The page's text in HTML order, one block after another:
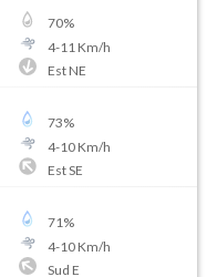
70%
4-11 Km/h
Est NE
73%
4-10Km/h
Est SE
71%
4-10Km/h
Sud E